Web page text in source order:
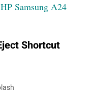
Samsung A24
Shortcut